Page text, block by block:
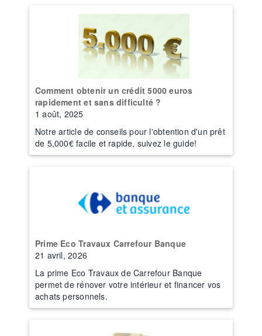
Comment obtenir un crédit 5000 euros
rapidement et sans difficulté ?
1 août, 2025
Notre article de conseils pour l'obtention d'un prêt
de 5,000€ facile et rapide, suivez le guide!
Prime Eco Travaux Carrefour Banque
21 avril, 2026
La prime Eco Travaux de Carrefour Banque
permet de rénover votre intérieur et financer vos
achats personnels.